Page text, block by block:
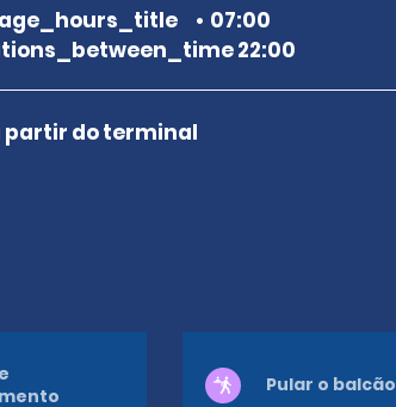
07:00
22:00
partir do terminal
Pular o balcão